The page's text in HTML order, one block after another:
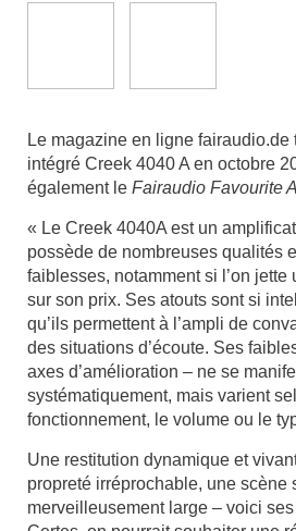
Le magazine en ligne fairaudio.de
intégré Creek 4040 A en octobre
également le Fairaudio Favourite
« Le Creek 4040A est un
possède de nombreuses qualités
faiblesses, notamment si l’on
sur son prix. Ses atouts sont si
qu’ils permettent à l’ampli de
des situations d’écoute. Ses
axes d’amélioration – ne se
systématiquement, mais varient
fonctionnement, le volume ou le
Une restitution dynamique et
propreté irréprochable, une scène
merveilleusement large – voici